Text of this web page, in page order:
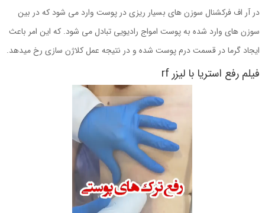
در آر اف فرکشنال سوزن های بسیار ریزی در پوست وارد می شود که در بین
سوزن های وارد شده به پوست امواج رادیویی تبادل می شود. که این امر باعث
ایجاد گرما در قسمت درم پوست شده و در نتیجه عمل کلاژن سازی رخ میدهد.
فیلم رفع استریا با لیزر rf